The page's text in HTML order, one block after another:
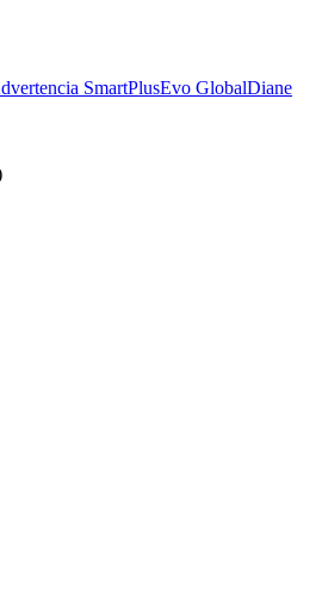
SmartPlusEvo GlobalDiane